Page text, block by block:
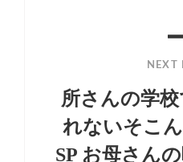
NEXT
所さんの学
れないそこ
SP お母さん